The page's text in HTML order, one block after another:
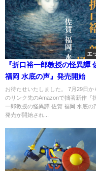
エ
『折口裕一郎教授の怪異譚
福岡 水底の声』発売開始
お待たせいたしました。 7月29日か
のリンク先のAmazonで拙著新作『
一郎教授の怪異譚 佐賀 福岡 水底の
発売が開始され...